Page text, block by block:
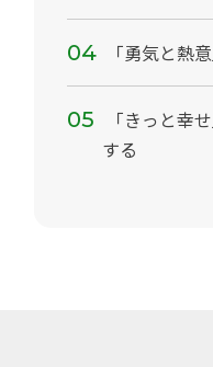
「勇気と熱
「きっと幸
する